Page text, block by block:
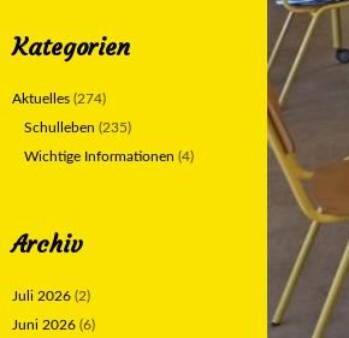
Kategorien
Aktuelles (274)
Schulleben (235)
Wichtige Informationen (4)
Archiv
Juli 2026 (2)
Juni 2026 (6)